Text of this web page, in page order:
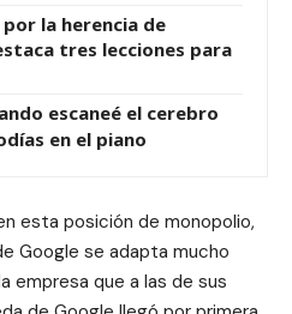
la herencia de
tres lecciones para
escaneé el cerebro
en el piano
esta posición de monopolio,
Google se adapta mucho
empresa que a las de sus